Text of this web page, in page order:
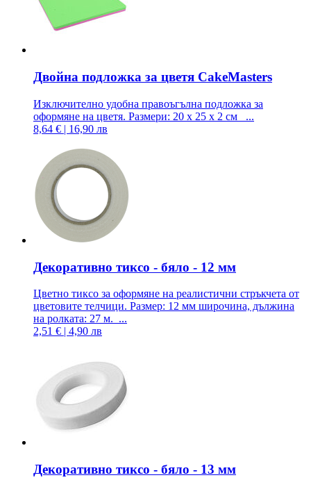
Двойна подложка за цветя CakeMasters
Изключително удобна правоъгълна подложка за
оформяне на цветя. Размери: 20 х 25 х 2 см ...
8,64 € | 16,90 лв
Декоративно тиксо - бяло - 12 мм
Цветно тиксо за оформяне на реалистични стръкчета от
цветовите телчици. Размер: 12 мм широчина, дължина
на ролката: 27 м. ...
2,51 € | 4,90 лв
Декоративно тиксо - бяло - 13 мм